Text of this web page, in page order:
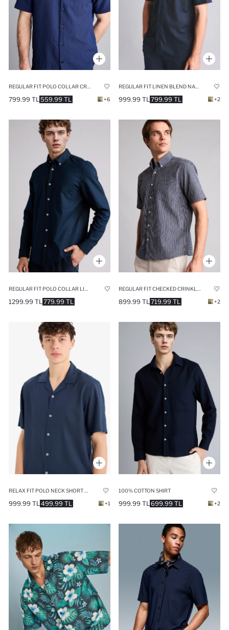
559.99 TL
799.99 TL +6
REGULAR FIT LINEN BLEND NAVY SHORT SLEEVE SHIRT
799.99 TL
999.99 TL +2
779.99 TL
1299.99 TL 719.99 TL
899.99 TL +2
499.99 TL
999.99 TL +1
100% COTTON SHIRT
699.99 TL
999.99 TL +2